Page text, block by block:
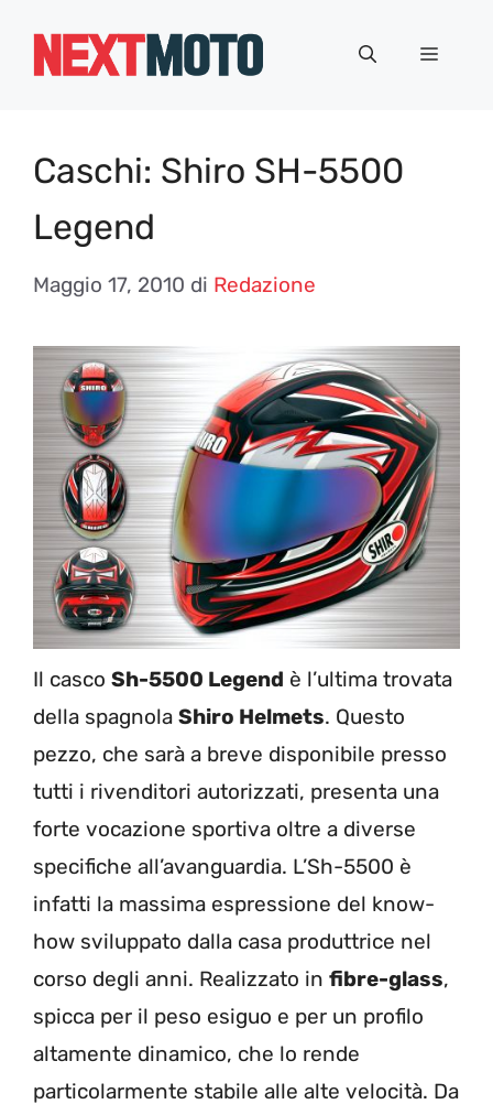
Menu
Caschi: Shiro SH-5500
Legend
Maggio 17, 2010 di Redazione
Il casco Sh-5500 Legend è l’ultima trovata
della spagnola Shiro Helmets. Questo
pezzo, che sarà a breve disponibile presso
tutti i rivenditori autorizzati, presenta una
forte vocazione sportiva oltre a diverse
specifiche all’avanguardia. L’Sh-5500 è
infatti la massima espressione del know-
how sviluppato dalla casa produttrice nel
corso degli anni. Realizzato in fibre-glass,
spicca per il peso esiguo e per un profilo
altamente dinamico, che lo rende
particolarmente stabile alle alte velocità. Da